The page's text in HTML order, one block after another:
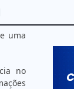
uma
no